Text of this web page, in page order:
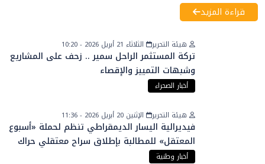
قراءة المزيد
هيئة التحرير الثلاثاء 21 أبريل 2026 - 10:20
تركة المستثمر الراحل سمير .. زحف على المشاريع
وشبهات التمييز والإقصاء
أخبار الصحراء
هيئة التحرير الإثنين 20 أبريل 2026 - 11:36
فيديرالية اليسار الديمقراطي تنظم لحملة «أسبوع
المعتقل» للمطالبة بإطلاق سراح معتقلي حراك
الريف
أخبار وطنية